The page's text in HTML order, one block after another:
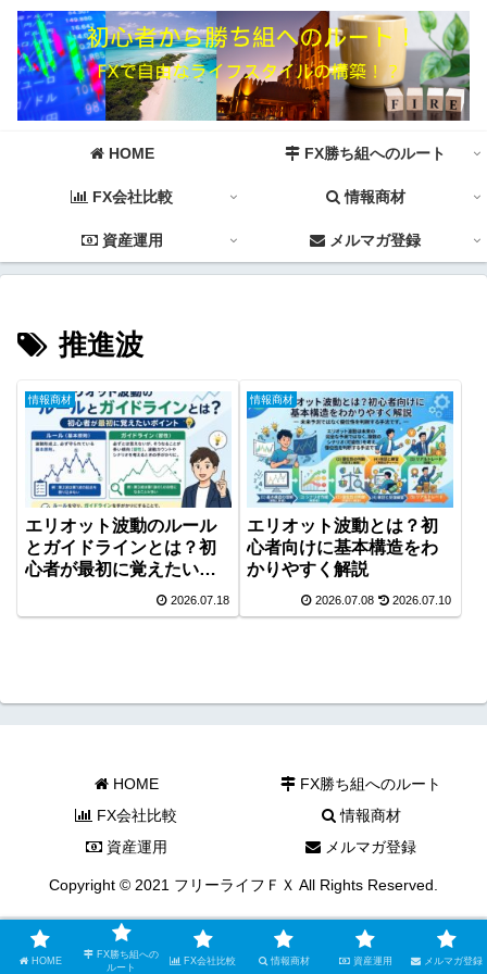
HOME FX勝ち組へのルート
FX会社比較 情報商材
資産運用 メルマガ登録
推進波
情報商材
エリオット波動のルール
とガイドラインとは？初
心者が最初に覚えたいポ
2026.07.18
情報商材
エリオット波動とは？初
心者向けに基本構造をわ
かりやすく解説
2026.07.08 2026.07.10
HOME
FX勝ち組へのルート
FX会社比較
情報商材
資産運用
メルマガ登録
Copyright © 2021 フリーライフＦＸ All Rights Reserved.
HOME
FX勝ち組への
ルート
FX会社比較 情報商材 資産運用 メルマガ登録